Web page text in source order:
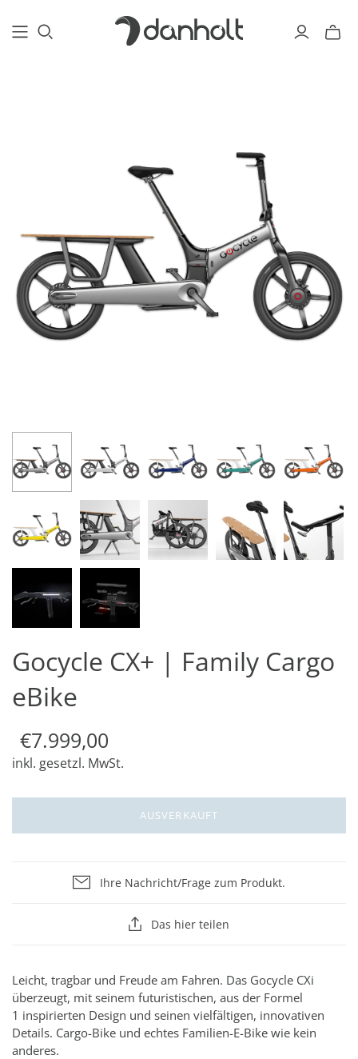
Gocycle CX+ | Family Cargo
eBike
€7.999,00
inkl. gesetzl. MwSt.
AUSVERKAUFT
Ihre Nachricht/Frage zum Produkt.
Das hier teilen
Leicht, tragbar und Freude am Fahren. Das Gocycle CXi
überzeugt, mit seinem futuristischen, aus der Formel
1 inspirierten Design und seinen vielfältigen, innovativen
Details. Cargo-Bike und echtes Familien-E-Bike wie kein
anderes.